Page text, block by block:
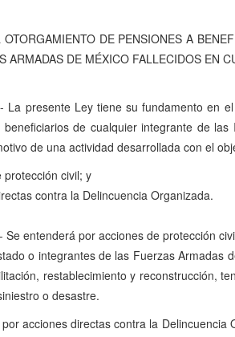
OTORGAMIENTO DE PENSIONES A
ARMADAS DE MÉXICO FALLECIDOS EN
La presente Ley tiene su fundamento en
de cualquier integrante de
de una actividad desarrollada con el
protección civil; y
contra la Delincuencia Organizada.
Se entenderá por acciones de protección
o integrantes de las Fuerzas Armadas
restablecimiento y reconstrucción,
o desastre.
acciones directas contra la